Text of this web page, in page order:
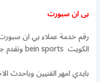
بى ان سبورت
رقم خدمة عملاء بي ان
الكويت bein sports ونقدم جميع خدمات بي ان سبورت
بايدي امهر الفنيين وباحدث